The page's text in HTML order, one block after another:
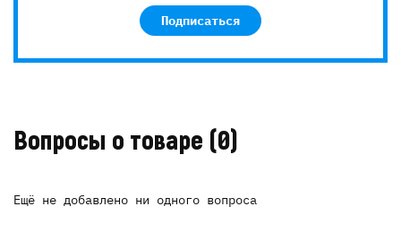
Подписаться
Вопросы о товаре (0)
Ещё не добавлено ни одного вопроса